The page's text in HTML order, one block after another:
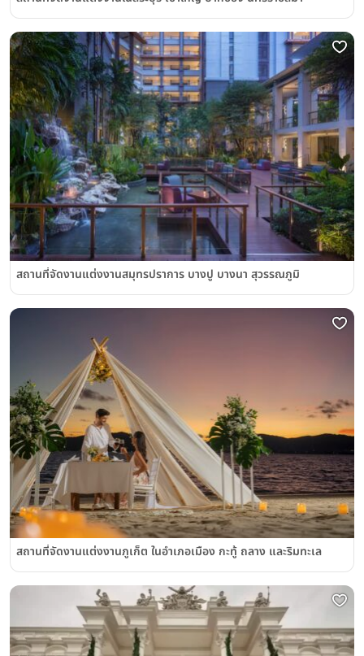
สถานที่จัดงานแต่งงานสมุทรปราการ บางปู บางนา สุวรรณภูมิ
สถานที่จัดงานแต่งงานภูเก็ต ในอำเภอเมือง กะทู้ ถลาง และริมทะเล